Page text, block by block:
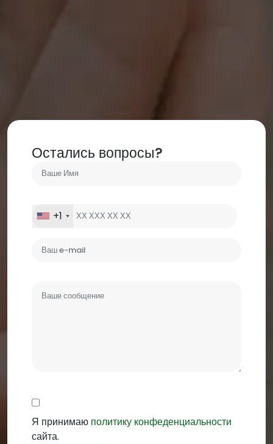
Остались вопросы?
+1
Я принимаю политику конфеденциальности
сайта.